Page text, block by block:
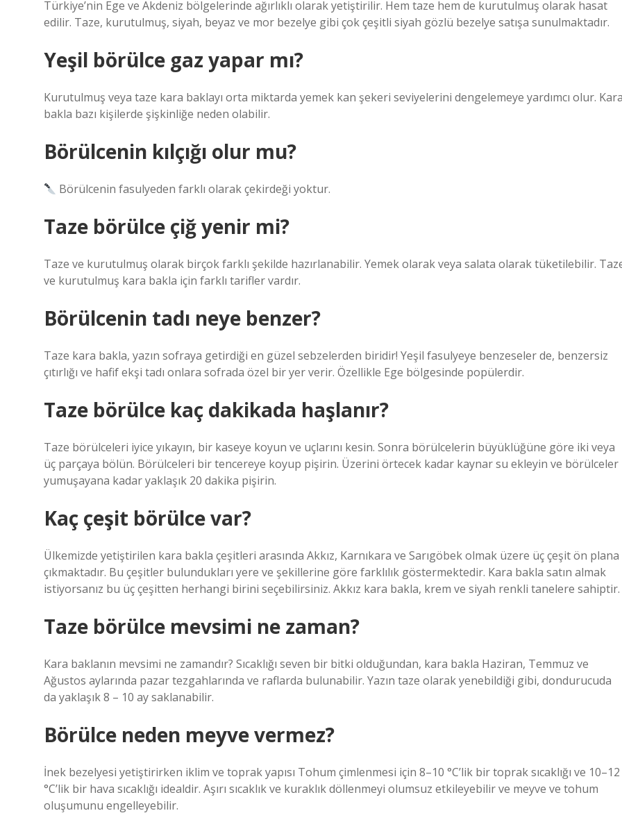
Türkiye’nin Ege ve Akdeniz bölgelerinde ağırlıklı olarak yetiştirilir. Hem taze hem de kurutulmuş olarak hasat
edilir. Taze, kurutulmuş, siyah, beyaz ve mor bezelye gibi çok çeşitli siyah gözlü bezelye satışa sunulmaktadır.
Yeşil börülce gaz yapar mı?
Kurutulmuş veya taze kara baklayı orta miktarda yemek kan şekeri seviyelerini dengelemeye yardımcı olur. Kara
bakla bazı kişilerde şişkinliğe neden olabilir.
Börülcenin kılçığı olur mu?
Börülcenin fasulyeden farklı olarak çekirdeği yoktur.
Taze börülce çiğ yenir mi?
Taze ve kurutulmuş olarak birçok farklı şekilde hazırlanabilir. Yemek olarak veya salata olarak tüketilebilir.
ve kurutulmuş kara bakla için farklı tarifler vardır.
Börülcenin tadı neye benzer?
Taze kara bakla, yazın sofraya getirdiği en güzel sebzelerden biridir! Yeşil fasulyeye benzeseler de, benzersiz
çıtırlığı ve hafif ekşi tadı onlara sofrada özel bir yer verir. Özellikle Ege bölgesinde popülerdir.
Taze börülce kaç dakikada haşlanır?
Taze börülceleri iyice yıkayın, bir kaseye koyun ve uçlarını kesin. Sonra börülcelerin büyüklüğüne göre iki veya
üç parçaya bölün. Börülceleri bir tencereye koyup pişirin. Üzerini örtecek kadar kaynar su ekleyin ve börülceler
yumuşayana kadar yaklaşık 20 dakika pişirin.
Kaç çeşit börülce var?
Ülkemizde yetiştirilen kara bakla çeşitleri arasında Akkız, Karnıkara ve Sarıgöbek olmak üzere üç çeşit ön plana
çıkmaktadır. Bu çeşitler bulundukları yere ve şekillerine göre farklılık göstermektedir. Kara bakla satın almak
istiyorsanız bu üç çeşitten herhangi birini seçebilirsiniz. Akkız kara bakla, krem ​​ve siyah renkli tanelere sahiptir.
Taze börülce mevsimi ne zaman?
Kara baklanın mevsimi ne zamandır? Sıcaklığı seven bir bitki olduğundan, kara bakla Haziran, Temmuz ve
Ağustos aylarında pazar tezgahlarında ve raflarda bulunabilir. Yazın taze olarak yenebildiği gibi, dondurucuda
da yaklaşık 8 – 10 ay saklanabilir.
Börülce neden meyve vermez?
İnek bezelyesi yetiştirirken iklim ve toprak yapısı Tohum çimlenmesi için 8–10 °C’lik bir toprak sıcaklığı ve 10–12
°C’lik bir hava sıcaklığı idealdir. Aşırı sıcaklık ve kuraklık döllenmeyi olumsuz etkileyebilir ve meyve ve tohum
oluşumunu engelleyebilir.